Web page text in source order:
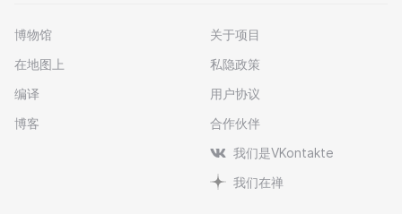
博物馆
在地图上
编译
博客
关于项目
私隐政策
用户协议
合作伙伴
我们是VKontakte
我们在禅